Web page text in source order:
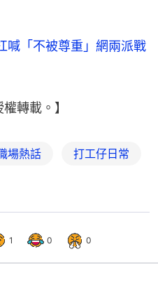
喊「不被尊重」網兩派戰
權轉載。】
場熱話 打工仔日常
1 0 0